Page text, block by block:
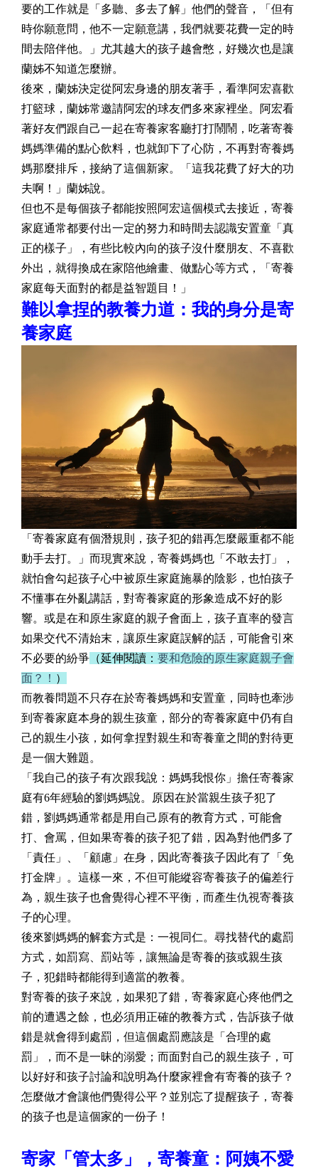
要的工作就是「多聽、多去了解」他們的聲音，「但有
時你願意問，他不一定願意講，我們就要花費一定的時
間去陪伴他。」尤其越大的孩子越會憋，好幾次也是讓
蘭姊不知道怎麼辦。
後來，蘭姊決定從阿宏身邊的朋友著手，看準阿宏喜歡
打籃球，蘭姊常邀請阿宏的球友們多來家裡坐。阿宏看
著好友們跟自己一起在寄養家客廳打打鬧鬧，吃著寄養
媽媽準備的點心飲料，也就卸下了心防，不再對寄養媽
媽那麼排斥，接納了這個新家。「這我花費了好大的功
夫啊！」蘭姊說。
但也不是每個孩子都能按照阿宏這個模式去接近，寄養
家庭通常都要付出一定的努力和時間去認識安置童「真
正的樣子」，有些比較內向的孩子沒什麼朋友、不喜歡
外出，就得換成在家陪他繪畫、做點心等方式，「寄養
家庭每天面對的都是益智題目！」
難以拿捏的教養力道：我的身分是寄
養家庭
「寄養家庭有個潛規則，孩子犯的錯再怎麼嚴重都不能
動手去打。」而現實來說，寄養媽媽也「不敢去打」，
就怕會勾起孩子心中被原生家庭施暴的陰影，也怕孩子
不懂事在外亂講話，對寄養家庭的形象造成不好的影
響。或是在和原生家庭的親子會面上，孩子直率的發言
如果交代不清始末，讓原生家庭誤解的話，可能會引來
不必要的紛爭 （延伸閱讀： 要和危險的原生家庭親子會
面？！ ）
而教養問題不只存在於寄養媽媽和安置童，同時也牽涉
到寄養家庭本身的親生孩童，部分的寄養家庭中仍有自
己的親生小孩，如何拿捏對親生和寄養童之間的對待更
是一個大難題。
「我自己的孩子有次跟我說：媽媽我恨你」擔任寄養家
庭有6年經驗的劉媽媽說。原因在於當親生孩子犯了
錯，劉媽媽通常都是用自己原有的教育方式，可能會
打、會罵，但如果寄養的孩子犯了錯，因為對他們多了
「責任」、「顧慮」在身，因此寄養孩子因此有了「免
打金牌」。這樣一來，不但可能縱容寄養孩子的偏差行
為，親生孩子也會覺得心裡不平衡，而產生仇視寄養孩
子的心理。
後來劉媽媽的解套方式是：一視同仁。尋找替代的處罰
方式，如罰寫、罰站等，讓無論是寄養的孩或親生孩
子，犯錯時都能得到適當的教養。
對寄養的孩子來說，如果犯了錯，寄養家庭心疼他們之
前的遭遇之餘，也必須用正確的教養方式，告訴孩子做
錯是就會得到處罰，但這個處罰應該是「合理的處
罰」，而不是一昧的溺愛；而面對自己的親生孩子，可
以好好和孩子討論和說明為什麼家裡會有寄養的孩子？
怎麼做才會讓他們覺得公平？並別忘了提醒孩子，寄養
的孩子也是這個家的一份子！
寄家「管太多」，寄養童：阿姨不愛